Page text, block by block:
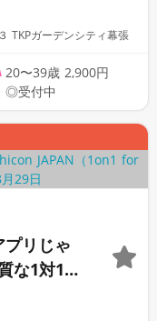
TKPガーデンシティ幕張
20〜39歳 2,900円
◎受付中
プリじゃ
な1対1相
み放題付